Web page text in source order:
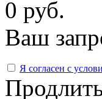
0 руб.
Ваш
Я согласен с